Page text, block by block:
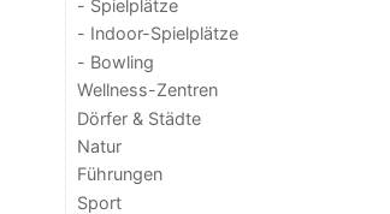
- Spielplätze
- Indoor-Spielplätze
- Bowling
Wellness-Zentren
Dörfer & Städte
Natur
Führungen
Sport